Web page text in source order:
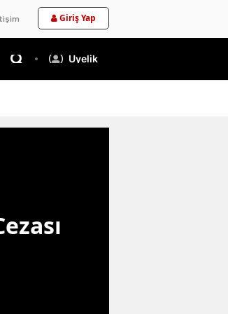
Giriş Yap
Üyelik